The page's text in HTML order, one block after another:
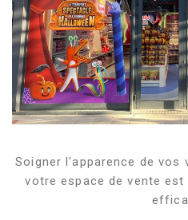
Soigner l'apparence de vos
votre espace de vente